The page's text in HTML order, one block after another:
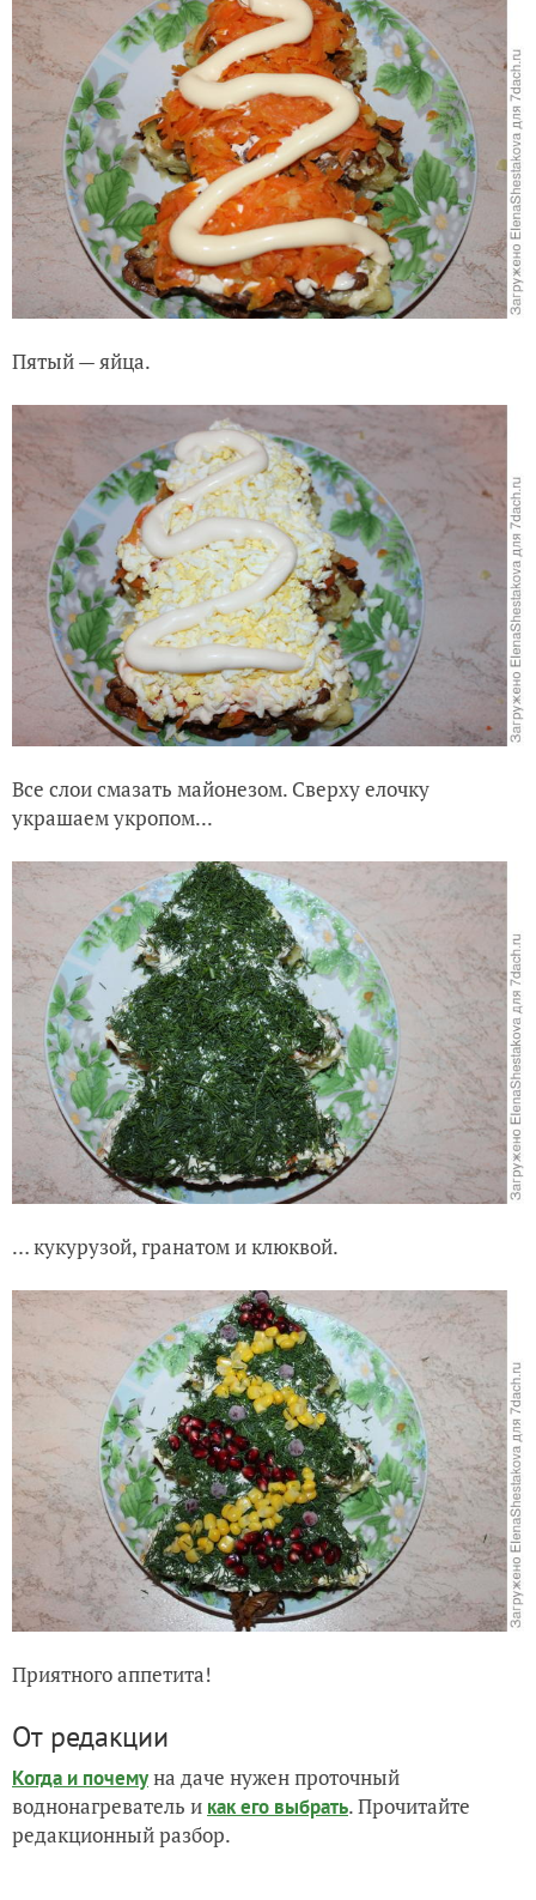
Пятый — яйца.
Все слои смазать майонезом. Сверху елочку
украшаем укропом...
… кукурузой, гранатом и клюквой.
Приятного аппетита!
От редакции
Когда и почемуна даче нужен проточный
воднонагреватель и как его выбрать. Прочитайте
редакционный разбор.